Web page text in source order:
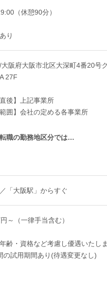
（休憩90分）
り
大阪府大阪市北区大深町4番20号
27F
直後】上記事業所
範囲】会社の定める各事業所
職の勤務地区分では…
「大阪駅」からすぐ
～（一律手当含む）
齢・資格など考慮し優遇いたし
試用期間あり(待遇変更なし)